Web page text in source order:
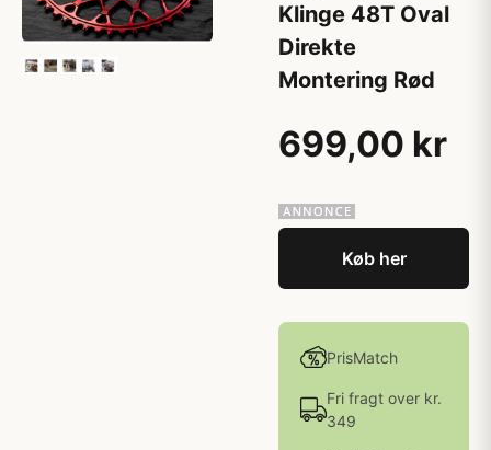
Klinge 48T Oval
Direkte
Montering Rød
699,00 kr
Køb her
PrisMatch
Fri fragt over kr.
349